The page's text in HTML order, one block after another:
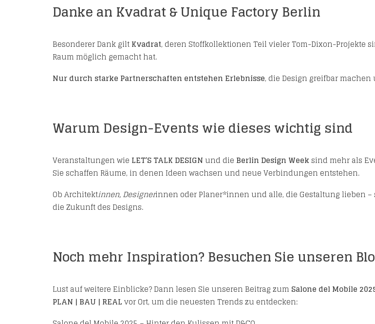
Danke an Kvadrat & Unique Factory Berlin
Besonderer Dank giltKvadrat, deren Stoffkollektionen Teil vieler Tom-Dixon-Projekte
Raum möglich gemacht hat.
Nur durch starke Partnerschaften entstehen Erlebnisse, die Design greifbar
Warum Design-Events wie dieses wichtig sind
Veranstaltungen wie LET’S TALK DESIGN und die Berlin Design Week sind mehr als
Sie schaffen Räume, in denen Ideen wachsen und neue Verbindungen entstehen.
Ob Architektinnen, Designerinnen oder Planer*innen und alle, die Gestaltung lieben
die Zukunft des Designs.
Noch mehr Inspiration? Besuchen Sie unseren
Lust auf weitere Einblicke? Dann lesen Sie unseren Beitrag zum Salone del Mobile
PLAN | BAU | REALvor Ort, um die neuesten Trends zu entdecken: